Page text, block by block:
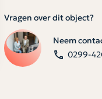
Vragen over dit object?
Neem
0299-